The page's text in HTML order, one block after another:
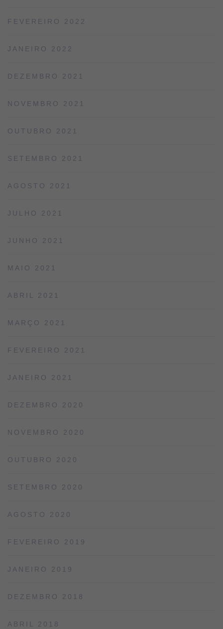
FEVEREIRO 2022
JANEIRO 2022
DEZEMBRO 2021
NOVEMBRO 2021
OUTUBRO 2021
SETEMBRO 2021
AGOSTO 2021
JULHO 2021
JUNHO 2021
MAIO 2021
ABRIL 2021
MARÇO 2021
FEVEREIRO 2021
JANEIRO 2021
DEZEMBRO 2020
NOVEMBRO 2020
OUTUBRO 2020
SETEMBRO 2020
AGOSTO 2020
FEVEREIRO 2019
JANEIRO 2019
DEZEMBRO 2018
ABRIL 2018